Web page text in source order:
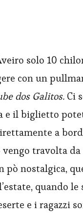
solo 10
con un
dos Galitos. Ci
e il biglietto
a
travolta da
pò nostalgica,
quando le
e i ragazzi